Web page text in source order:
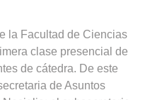
la Facultad de Ciencias
clase presencial de
de cátedra. De este
de Asuntos